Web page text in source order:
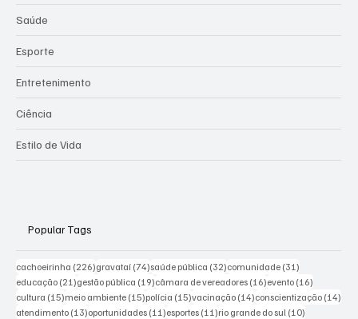
Saúde
Esporte
Entretenimento
Ciência
Estilo de Vida
Popular Tags
cachoeirinha (226)226 posts
gravataí (74)74 posts
saúde pública (32)32 posts
comunidade (31)
educação (21)21 posts
gestão pública (19)19 posts
câmara de vereadores (16)16 posts
evento (16)
cultura (15)15 posts
meio ambiente (15)15 posts
polícia (15)15 posts
vacinação (14)14 posts
conscientização (14)
atendimento (13)13 posts
oportunidades (11)11 posts
esportes (11)11 posts
rio grande do sul (10)